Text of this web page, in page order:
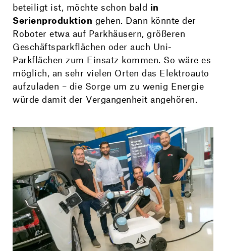
beteiligt ist, möchte schon bald in
Serienproduktion gehen. Dann könnte der
Roboter etwa auf Parkhäusern, größeren
Geschäftsparkflächen oder auch Uni-
Parkflächen zum Einsatz kommen. So wäre es
möglich, an sehr vielen Orten das Elektroauto
aufzuladen – die Sorge um zu wenig Energie
würde damit der Vergangenheit angehören.